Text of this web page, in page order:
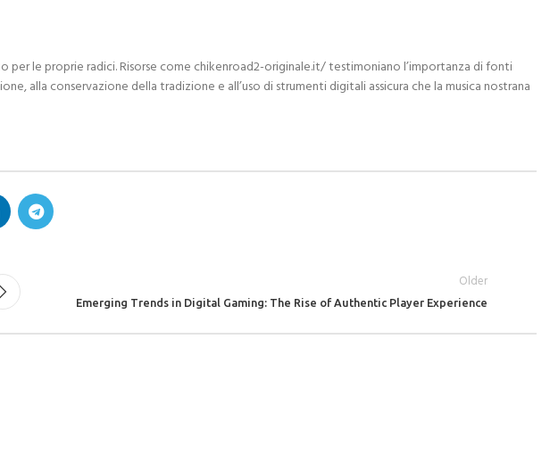
per le proprie radici. Risorse come chikenroad2-originale.it/ testimoniano l’importanza di fonti
alla conservazione della tradizione e all’uso di strumenti digitali assicura che la musica nostrana
Older
Emerging Trends in Digital Gaming: The Rise of Authentic Player Experience